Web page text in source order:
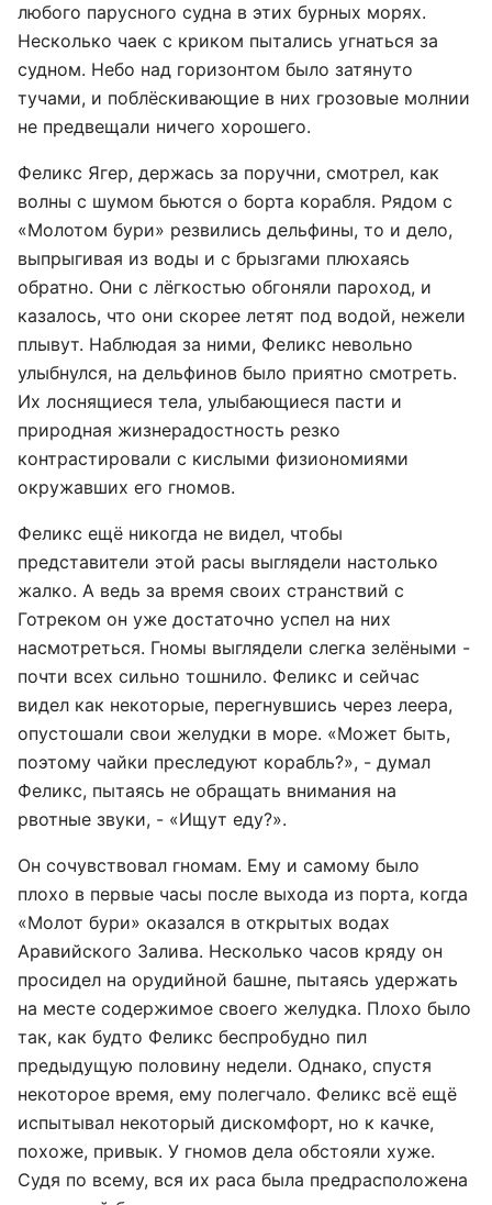
любого парусного судна в этих бурных морях.
Несколько чаек с криком пытались угнаться за
судном. Небо над горизонтом было затянуто
тучами, и поблёскивающие в них грозовые молнии
не предвещали ничего хорошего.
Феликс Ягер, держась за поручни, смотрел, как
волны с шумом бьются о борта корабля. Рядом с
«Молотом бури» резвились дельфины, то и дело,
выпрыгивая из воды и с брызгами плюхаясь
обратно. Они с лёгкостью обгоняли пароход, и
казалось, что они скорее летят под водой, нежели
плывут. Наблюдая за ними, Феликс невольно
улыбнулся, на дельфинов было приятно смотреть.
Их лоснящиеся тела, улыбающиеся пасти и
природная жизнерадостность резко
контрастировали с кислыми физиономиями
окружавших его гномов.
Феликс ещё никогда не видел, чтобы
представители этой расы выглядели настолько
жалко. А ведь за время своих странствий с
Готреком он уже достаточно успел на них
насмотреться. Гномы выглядели слегка зелёными -
почти всех сильно тошнило. Феликс и сейчас
видел как некоторые, перегнувшись через леера,
опустошали свои желудки в море. «Может быть,
поэтому чайки преследуют корабль?», - думал
Феликс, пытаясь не обращать внимания на
рвотные звуки, - «Ищут еду?».
Он сочувствовал гномам. Ему и самому было
плохо в первые часы после выхода из порта, когда
«Молот бури» оказался в открытых водах
Аравийского Залива. Несколько часов кряду он
просидел на орудийной башне, пытаясь удержать
на месте содержимое своего желудка. Плохо было
так, как будто Феликс беспробудно пил
предыдущую половину недели. Однако, спустя
некоторое время, ему полегчало. Феликс всё ещё
испытывал некоторый дискомфорт, но к качке,
похоже, привык. У гномов дела обстояли хуже.
Судя по всему, вся их раса была предрасположена